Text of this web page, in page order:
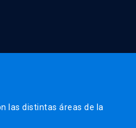
las distintas áreas de la